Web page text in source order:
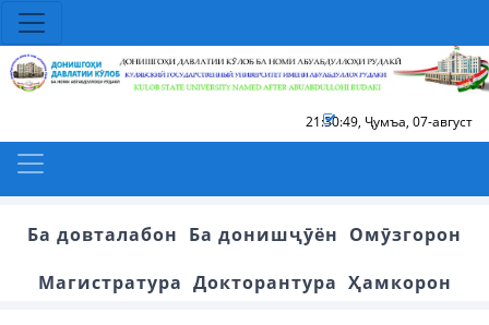
21:30:49, Ҷумъа, 07-август
Ба довталабон Ба донишҷӯён Омӯзгорон
Магистратура Докторантура Ҳамкорон